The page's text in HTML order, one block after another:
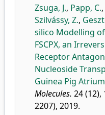
Zsuga, J., Papp, C.,
Szilvássy, Z.,
silico Modelling
FSCPX, an
Receptor
Nucleoside
Guinea Pig
Molecules. 24
2207), 2019.